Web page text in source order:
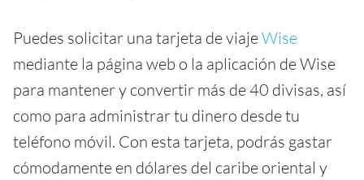
Puedes solicitar una tarjeta de viajeWise
mediante la página web o la aplicación de Wise
para mantener y convertir más de 40 divisas, así
como para administrar tu dinero desde tu
teléfono móvil. Con esta tarjeta, podrás gastar
cómodamente en dólares del caribe oriental y